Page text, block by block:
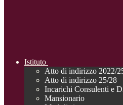
Istituto
Atto di indirizzo 2022/
Atto di indirizzo 25/28
Incarichi Consulenti e
Mansionario